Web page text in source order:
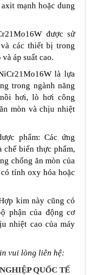
mạnh hoặc dung
được sử
các thiết bị trong
áp suất cao.
là lựa
trong ngành năng
hơi, lò hơi công
mòn và chịu nhiệt
phẩm: Các ứng
chế biến thực phẩm,
chống ăn mòn của
tính oxy hóa hoặc
kim này cũng có
phận của động cơ
nhiệt cao của máy
vui lòng liên hệ:
QUỐC TẾ